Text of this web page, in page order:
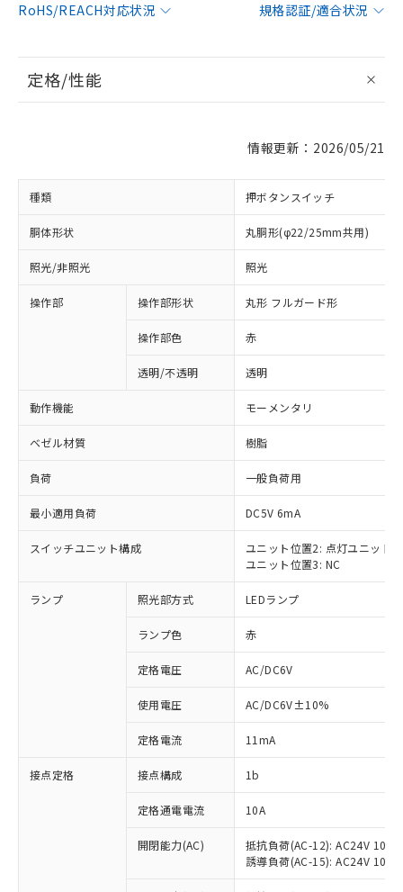
RoHS/REACH対応状況
規格認証/適合状況
定格/性能
情報更新：2026/05/21
種類 押ボタンスイッチ
胴体形状 丸胴形(φ22/25mm共用)
照光/非照光 照光
操作部 操作部形状 丸形 フルガード形
操作部色 赤
透明/不透明 透明
動作機能 モーメンタリ
ベゼル材質 樹脂
負荷 一般負荷用
最小適用負荷 DC5V 6mA
スイッチユニット構成
ユニット位置2: 点灯ユニット
ユニット位置3: NC
ランプ 照光部方式 LEDランプ
ランプ色 赤
定格電圧 AC/DC6V
使用電圧 AC/DC6V±10%
定格電流 11mA
接点定格 接点構成 1b
定格通電電流 10A
開閉能力(AC)
抵抗負荷(AC-12): AC24V 10A/
誘導負荷(AC-15): AC24V
以下の条件をお読みいただき、同意のうえ
本サービスは、当社制御機器事業取扱
商品の当社在庫状況および標準価格
(税抜)を提供させていただくもので
当社制御機器事業取扱商品の中には、
本サービスの対象外となる商品もある
非含有に対応した製品が提供可能な商品で
対応予定：EU RoHS指令（10物質）の非含
有に対応した製品に切り替える予定のある
対応予定なし：EU RoHS指令（10物質）の
非含有に非対応の商品で、対応品を出す予
調査・確認中：EU RoHS指令（10物質）の
非含有の対応状況を調査中または確認中の
非該当品：ライセンス料など無形物で、有
害物質有無と関係のない商品です。
仕入先様の事情により、非含有部品として
「○」：最大均質材料含有率が中国RoHSの
基準値以下であることを示します。
「×」：最大均質材料含有率が中国RoHSの